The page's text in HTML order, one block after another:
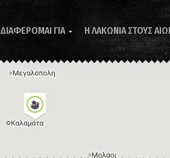
ΓΙΑ  Η ΛΑΚΩΝΙΑ ΣΤΟΥΣ